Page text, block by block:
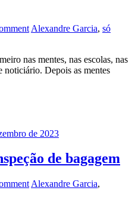
Alexandre Garcia, só
nas mentes, nas escolas, nas
noticiário. Depois as mentes
de 2023
de bagagem
Alexandre Garcia,